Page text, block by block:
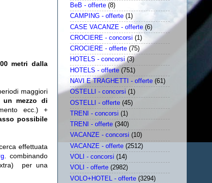
metri dalla
maggiori
un mezzo di
ecc.) +
possibile
effettuata
. combinando
per una
BeB - offerte (8)
CAMPING - offerte (1)
CASE VACANZE - offerte (6)
CROCIERE - concorsi (1)
CROCIERE - offerte (75)
HOTELS - concorsi (3)
HOTELS - offerte (751)
NAVI E TRAGHETTI - offerte (61)
OSTELLI - concorsi (1)
OSTELLI - offerte (45)
TRENI - concorsi (1)
TRENI - offerte (340)
VACANZE - concorsi (10)
VACANZE - offerte (2512)
VOLI - concorsi (14)
VOLI - offerte (2982)
VOLO+HOTEL - offerte (3294)